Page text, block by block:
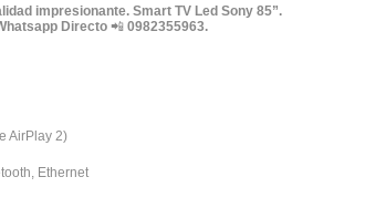
impresionante. Smart TV Led Sony 85”.
Directo 📲 0982355963.
AirPlay 2)
Ethernet